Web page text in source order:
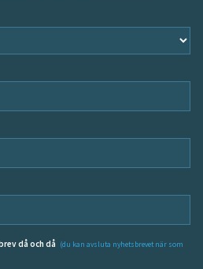
då och då (du kan avsluta nyhetsbrevet när som